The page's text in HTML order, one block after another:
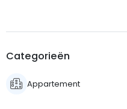
Categorieën
Appartement